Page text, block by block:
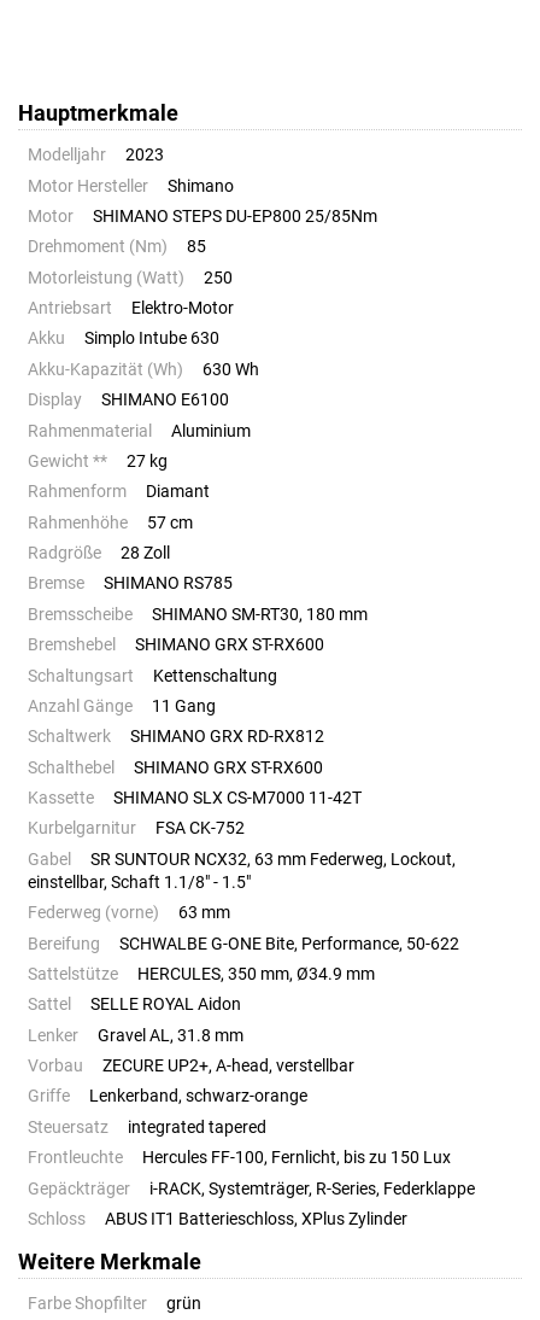
Hauptmerkmale
Modelljahr
2023
Motor Hersteller
Shimano
Motor
SHIMANO STEPS DU-EP800 25/85Nm
Drehmoment (Nm)
85
Motorleistung (Watt)
250
Antriebsart
Elektro-Motor
Akku
Simplo Intube 630
Akku-Kapazität (Wh)
630 Wh
Display
SHIMANO E6100
Rahmenmaterial
Aluminium
Gewicht **
27 kg
Rahmenform
Diamant
Rahmenhöhe
57 cm
Radgröße
28 Zoll
Bremse
SHIMANO RS785
Bremsscheibe
SHIMANO SM-RT30, 180 mm
Bremshebel
SHIMANO GRX ST-RX600
Schaltungsart
Kettenschaltung
Anzahl Gänge
11 Gang
Schaltwerk
SHIMANO GRX RD-RX812
Schalthebel
SHIMANO GRX ST-RX600
Kassette
SHIMANO SLX CS-M7000 11-42T
Kurbelgarnitur
FSA CK-752
Gabel
SR SUNTOUR NCX32, 63 mm Federweg, Lockout,
einstellbar, Schaft 1.1/8" - 1.5"
Federweg (vorne)
63 mm
Bereifung
SCHWALBE G-ONE Bite, Performance, 50-622
Sattelstütze
HERCULES, 350 mm, Ø34.9 mm
Sattel
SELLE ROYAL Aidon
Lenker
Gravel AL, 31.8 mm
Vorbau
ZECURE UP2+, A-head, verstellbar
Griffe
Lenkerband, schwarz-orange
Steuersatz
integrated tapered
Frontleuchte
Hercules FF-100, Fernlicht, bis zu 150 Lux
Gepäckträger
i-RACK, Systemträger, R-Series, Federklappe
Schloss
ABUS IT1 Batterieschloss, XPlus Zylinder
Weitere Merkmale
Farbe Shopfilter grün